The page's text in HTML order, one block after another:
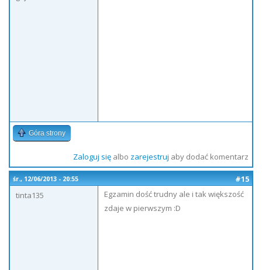
Góra strony
Zaloguj sięalbo zarejestruj aby dodać komentarz
śr., 12/06/2013 - 20:55
#15
tinta135
Egzamin dość trudny ale i tak większość
zdaje w pierwszym :D